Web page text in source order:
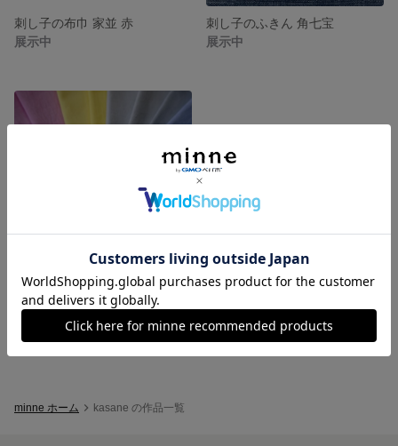
刺し子の布巾 家並 赤
展示中
刺し子のふきん 角七宝
展示中
色晒
展示中
minne ホーム kasane の作品一覧